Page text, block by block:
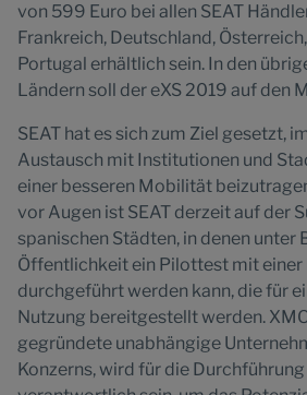
von 599 Euro bei allen SEAT
Frankreich, Deutschland,
Portugal erhältlich sein. In den
Ländern soll der eXS 2019 auf den
SEAT hat es sich zum Ziel gesetzt,
Austausch mit Institutionen und
einer besseren Mobilität
vor Augen ist SEAT derzeit auf der
spanischen Städten, in denen unter
Öffentlichkeit ein Pilottest mit einer
durchgeführt werden kann, die für
Nutzung bereitgestellt werden.
gegründete unabhängige
Konzerns, wird für die